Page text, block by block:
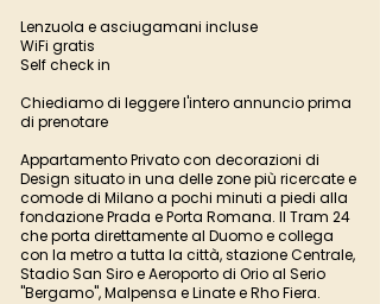
Lenzuola e asciugamani incluse
WiFi gratis
Self check in
Chiediamo di leggere l'intero annuncio prima
di prenotare
Appartamento Privato con decorazioni di
Design situato in una delle zone più ricercate e
comode di Milano a pochi minuti a piedi alla
fondazione Prada e Porta Romana. Il Tram 24
che porta direttamente al Duomo e collega
con la metro a tutta la città, stazione Centrale,
Stadio San Siro e Aeroporto di Orio al Serio
"Bergamo", Malpensa e Linate e Rho Fiera.